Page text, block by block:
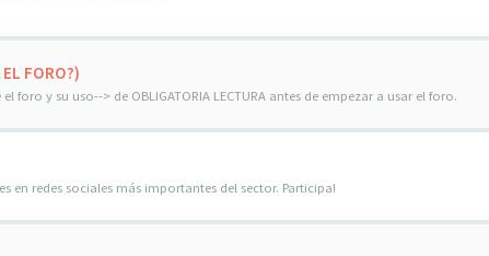
EL FORO?)
foro y su uso--> de OBLIGATORIA LECTURA antes de empezar a usar el foro.
en redes sociales más importantes del sector. Participa!